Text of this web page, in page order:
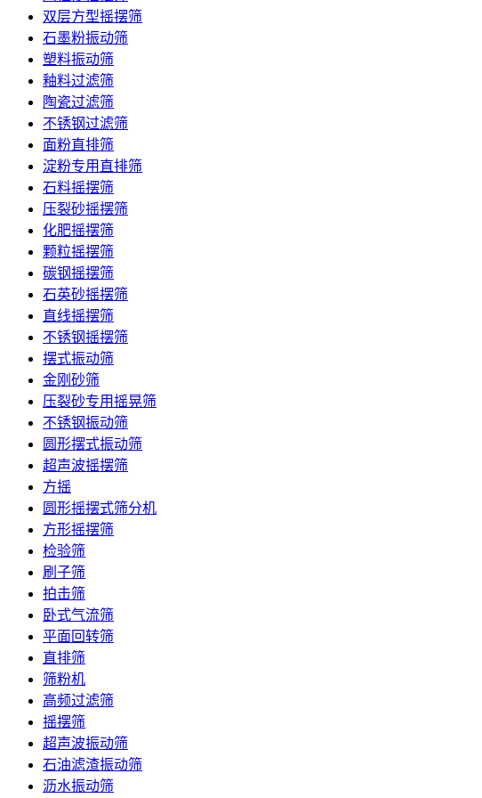
双层方型摇摆筛
石墨粉振动筛
塑料振动筛
釉料过滤筛
陶瓷过滤筛
不锈钢过滤筛
面粉直排筛
淀粉专用直排筛
石料摇摆筛
压裂砂摇摆筛
化肥摇摆筛
颗粒摇摆筛
碳钢摇摆筛
石英砂摇摆筛
直线摇摆筛
不锈钢摇摆筛
摆式振动筛
金刚砂筛
压裂砂专用摇晃筛
不锈钢振动筛
圆形摆式振动筛
超声波摇摆筛
方摇
圆形摇摆式筛分机
方形摇摆筛
检验筛
刷子筛
拍击筛
卧式气流筛
平面回转筛
直排筛
筛粉机
高频过滤筛
摇摆筛
超声波振动筛
石油滤渣振动筛
沥水振动筛